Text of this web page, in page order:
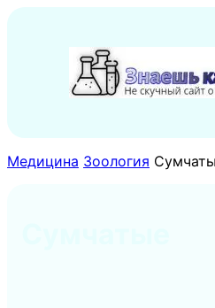
содержимому
Медицина Зоология